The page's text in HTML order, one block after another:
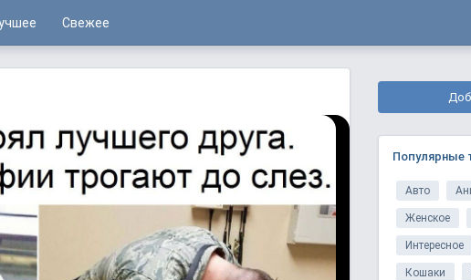
Свежее
Популярные
Авто
Женское
Интересное
Кошаки